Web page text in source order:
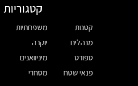
קטגוריות
קטנות
מנהלים
ספורט
פנאי שטח
משפחתיות
יוקרה
מיניוואנים
מסחרי